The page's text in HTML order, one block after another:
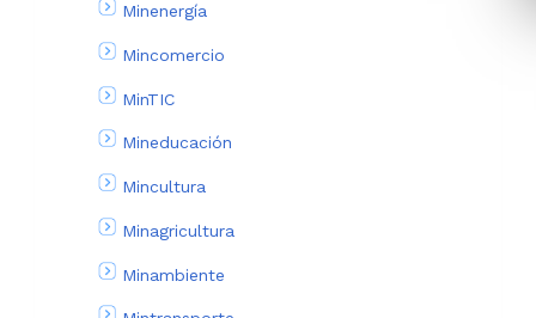
Minenergía
Mincomercio
MinTIC
Mineducación
Mincultura
Minagricultura
Minambiente